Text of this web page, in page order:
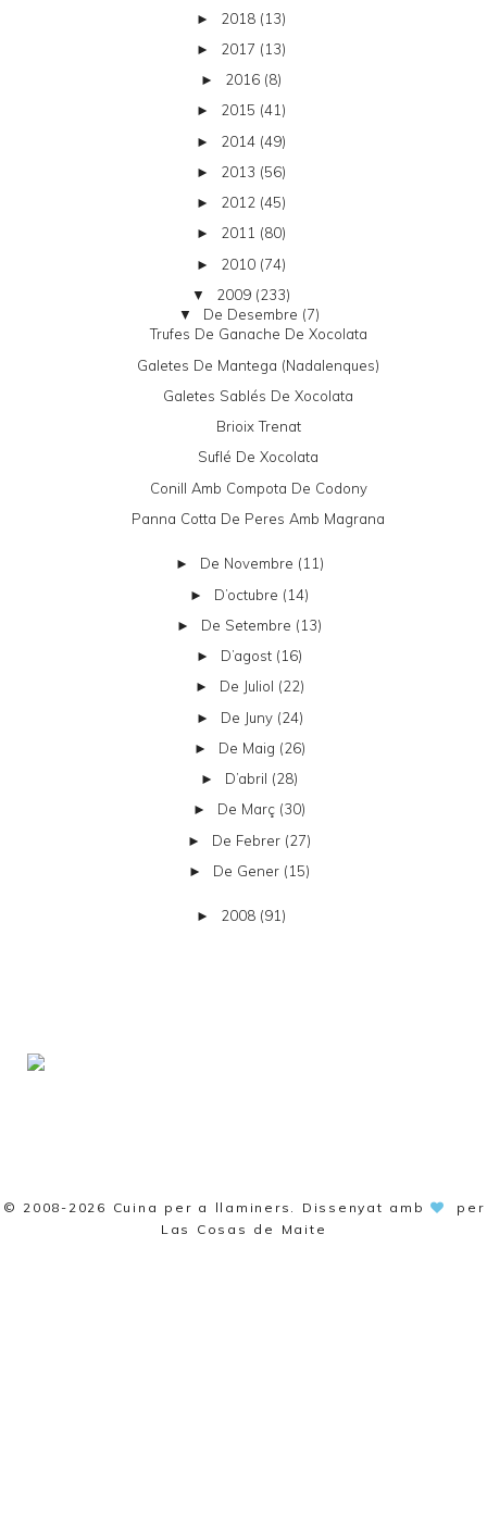
► 2018 (13)
► 2017 (13)
► 2016 (8)
► 2015 (41)
► 2014 (49)
► 2013 (56)
► 2012 (45)
► 2011 (80)
► 2010 (74)
▼ 2009 (233)
▼ De Desembre (7)
Trufes De Ganache De Xocolata
Galetes De Mantega (nadalenques)
Galetes Sablés De Xocolata
Brioix Trenat
Suflé De Xocolata
Conill Amb Compota De Codony
Panna Cotta De Peres Amb Magrana
► De Novembre (11)
► D’octubre (14)
► De Setembre (13)
► D’agost (16)
► De Juliol (22)
► De Juny (24)
► De Maig (26)
► D’abril (28)
► De Març (30)
► De Febrer (27)
► De Gener (15)
► 2008 (91)
© 2008-2026 Cuina per a llaminers . Dissenyat amb
per
Las Cosas de Maite